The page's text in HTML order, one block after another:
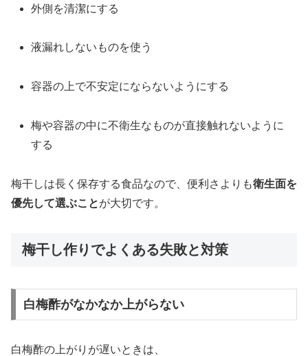
外側を清潔にする
液漏れしないものを使う
容器の上で不安定にならないようにする
梅や容器の中に不衛生なものが直接触れないように
する
梅干しは長く保存する食品なので、便利さよりも衛生面を
優先して選ぶことが大切です。
梅干し作りでよくある失敗と対策
白梅酢がなかなか上がらない
白梅酢の上がりが遅いときは、